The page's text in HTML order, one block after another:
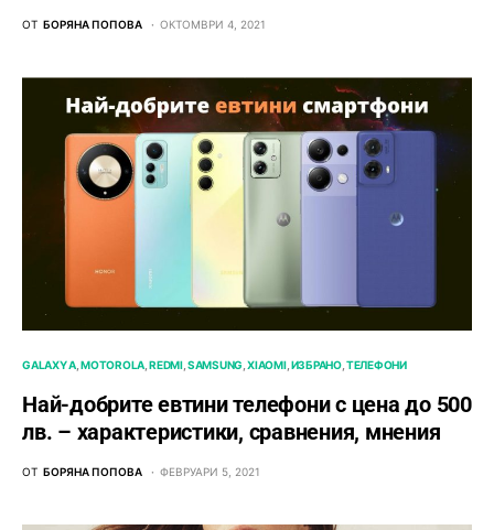
ОТ БОРЯНА ПОПОВА ОКТОМВРИ 4, 2021
GALAXY A MOTOROLA REDMI SAMSUNG XIAOMI ИЗБРАНО ТЕЛЕФОНИ
Най-добрите евтини телефони с ценa до 500
лв. – характeристики, сравнения, мнения
ОТ БОРЯНА ПОПОВА ФЕВРУАРИ 5, 2021